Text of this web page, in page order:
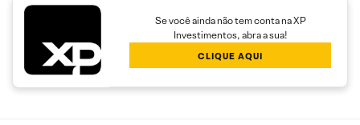
Se você ainda não tem conta na XP
Investimentos, abra a sua!
CLIQUE AQUI